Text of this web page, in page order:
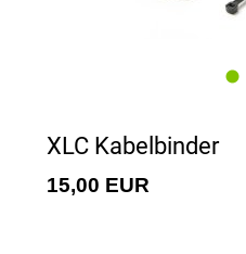
XLC Kabelbinder
15,00 EUR